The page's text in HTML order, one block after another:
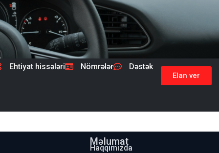
Ehtiyat hissələri Nömrələr Dəstək
Elan ver
Məlumat
Haqqımızda